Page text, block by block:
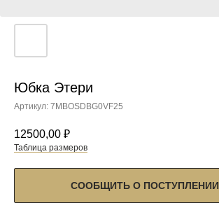
Юбка Этери
Артикул: 7MBOSDBG0VF25
12500,00 ₽
Таблица размеров
СООБЩИТЬ О ПОСТУПЛЕНИИ